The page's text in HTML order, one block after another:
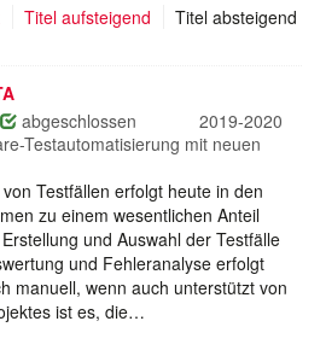
Titel aufsteigend Titel absteigend
abgeschlossen
2019-2020
Testautomatisierung mit neuen
Testfällen erfolgt heute in den
zu einem wesentlichen Anteil
und Auswahl der Testfälle
und Fehleranalyse erfolgt
manuell, wenn auch unterstützt von
ist es, die…